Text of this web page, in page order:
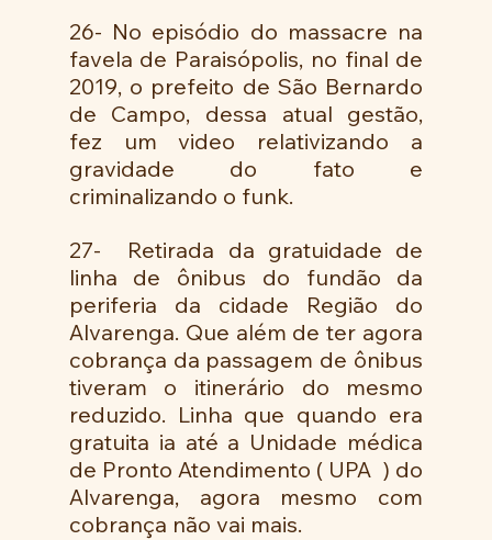
26- No episódio do massacre na
favela de Paraisópolis, no final de
2019, o prefeito de São Bernardo
de Campo, dessa atual gestão,
fez um video relativizando a
gravidade do fato e
criminalizando o funk.
27-  Retirada da gratuidade de
linha de ônibus do fundão da
periferia da cidade Região do
Alvarenga. Que além de ter agora
cobrança da passagem de ônibus
tiveram o itinerário do mesmo
reduzido. Linha que quando era
gratuita ia até a Unidade médica
de Pronto Atendimento ( UPA  ) do
Alvarenga, agora mesmo com
cobrança não vai mais.